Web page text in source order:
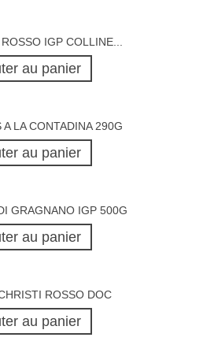
IGP COLLINE...
au panier
LA CONTADINA 290G
au panier
GRAGNANO IGP 500G
au panier
ROSSO DOC
au panier